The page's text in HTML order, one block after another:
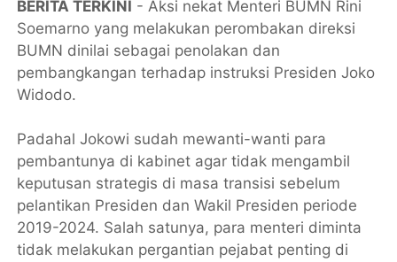
BERITA TERKINI - Aksi nekat Menteri BUMN Rini
Soemarno yang melakukan perombakan direksi
BUMN dinilai sebagai penolakan dan
pembangkangan terhadap instruksi Presiden Joko
Widodo.
Padahal Jokowi sudah mewanti-wanti para
pembantunya di kabinet agar tidak mengambil
keputusan strategis di masa transisi sebelum
pelantikan Presiden dan Wakil Presiden periode
2019-2024. Salah satunya, para menteri diminta
tidak melakukan pergantian pejabat penting di